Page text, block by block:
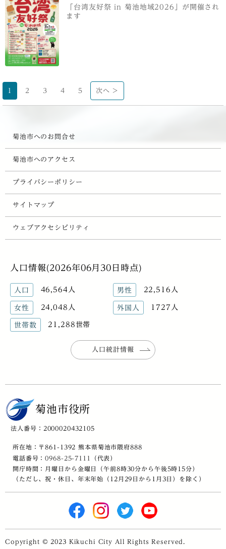
「台湾友好祭 in 菊池地域2026」が開催され
ます
2 3 4 5 次へ >
菊池市へのお問合せ
菊池市へのアクセス
プライバシーポリシー
サイトマップ
ウェブアクセシビリティ
人口情報(2026年06月30日時点)
人口 46,564人 男性 22,516人
女性 24,048人 外国人 1727人
世帯数 21,288世帯
人口統計情報
菊池市役所
法人番号：2000020432105
所在地：〒861-1392 熊本県菊池市隈府888
電話番号：0968-25-7111
（代表）
開庁時間：月曜日から金曜日（午前8時30分から午後5時15分）
（ただし、祝・休日、年末年始（12月29日から1月3日）を除く）
Copyright © 2023 Kikuchi City All Rights Reserved.